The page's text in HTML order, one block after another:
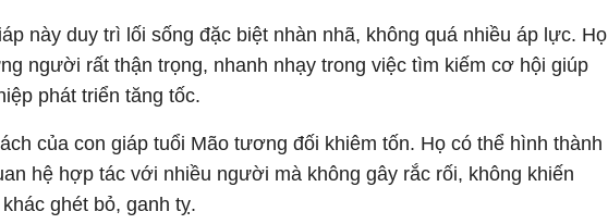
này duy trì lối sống đặc biệt nhàn nhã, không quá nhiều áp lực. Họ
người rất thận trọng, nhanh nhạy trong việc tìm kiếm cơ hội giúp
phát triển tăng tốc.
của con giáp tuổi Mão tương đối khiêm tốn. Họ có thể hình thành
hệ hợp tác với nhiều người mà không gây rắc rối, không khiến
ghét bỏ, ganh tỵ.